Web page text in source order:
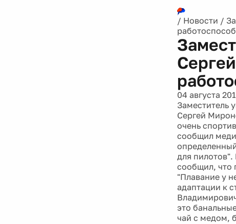
/ Новости /
04 августа
Заместитель
Сергей
очень
сообщил
для
сообщил, что
"Плавание у
адаптации к
это
чай с медом,